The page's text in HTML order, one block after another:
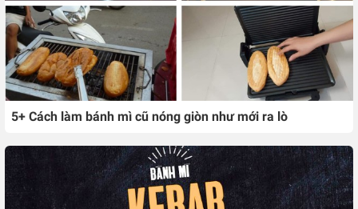
5+ Cách làm bánh mì cũ nóng giòn như mới ra lò